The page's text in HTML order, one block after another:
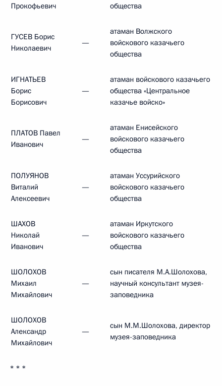
Прокофьевич
общества
ГУСЕВ Борис
Николаевич
—
атаман Волжского
войскового казачьего
общества
ИГНАТЬЕВ
Борис
Борисович
—
атаман войскового казачьего
общества «Центральное
казачье войско»
ПЛАТОВ Павел
Иванович
—
атаман Енисейского
войскового казачьего
общества
ПОЛУЯНОВ
Виталий
Алексеевич
—
атаман Уссурийского
войскового казачьего
общества
ШАХОВ
Николай
Иванович
—
атаман Иркутского
войскового казачьего
общества
ШОЛОХОВ
Михаил
Михайлович
—
сын писателя М.А.Шолохова,
научный консультант музея-
заповедника
ШОЛОХОВ
Александр
Михайлович
—
сын М.М.Шолохова, директор
музея-заповедника
* * *